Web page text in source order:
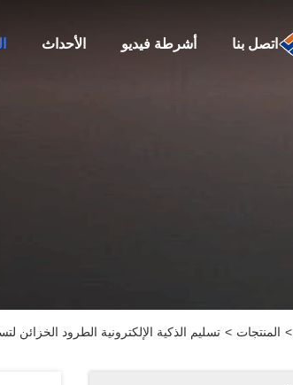
الأحداث أشرطة فيديو اتصل بنا
> المنتجات > تسليم الذكية الإلكترونية الطرود الخزائن